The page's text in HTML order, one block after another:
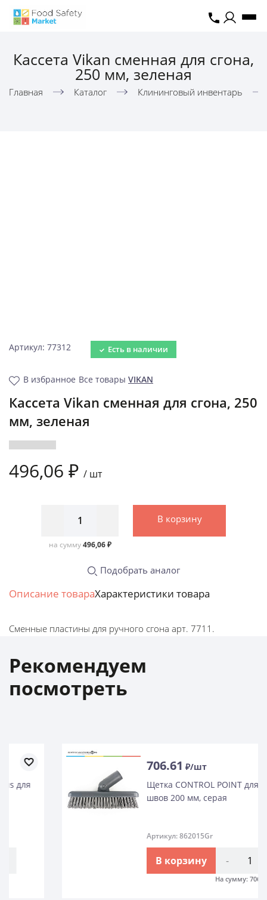
Кассета Vikan сменная для сгона,
250 мм, зеленая
Главная Каталог Клининговый инвентарь
Артикул: 77312 Есть в наличии
В избранное Все товары VIKAN
Кассета Vikan сменная для сгона, 250
мм, зеленая
496,06 ₽ / шт
на сумму496,06 ₽
В корзину
Подобрать аналог
Описание товараХарактеристики товара
Сменные пластины для ручного сгона арт. 7711.
Рекомендуем
посмотреть
₽/шт
Щетка CONTROL POINT для оттирки
швов 200 мм, серая
Артикул: 862015Gr
-
706.61₽